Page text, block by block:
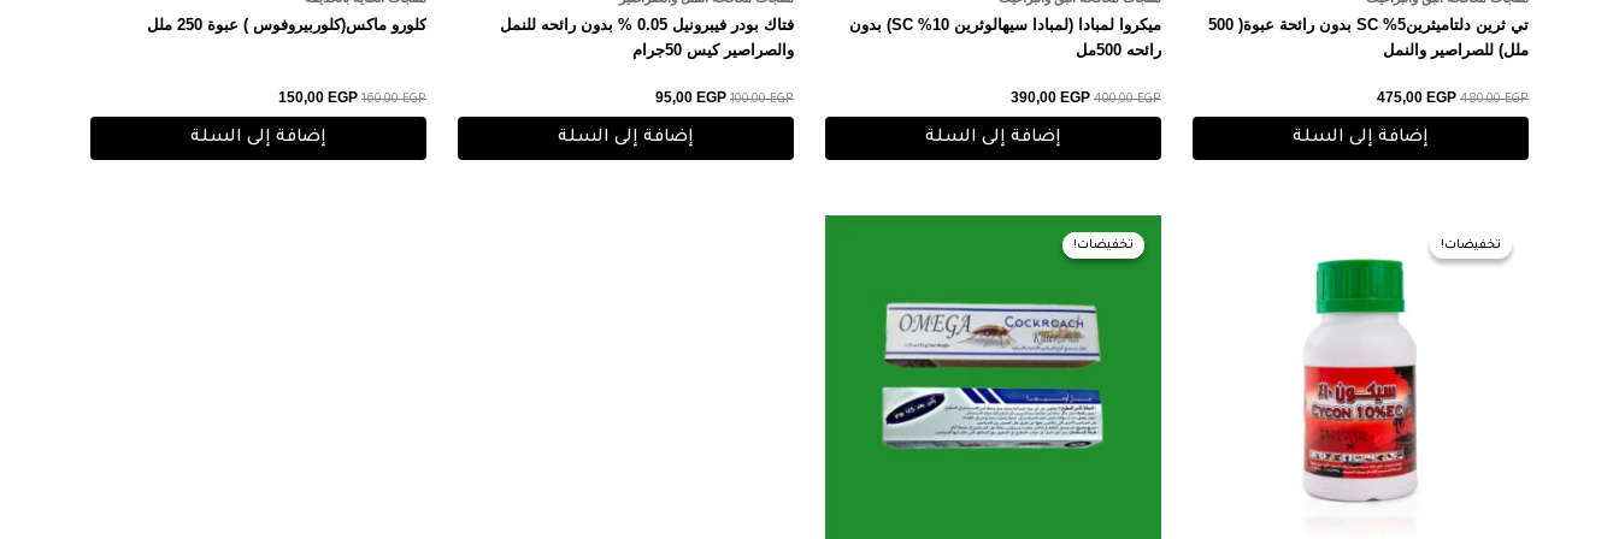
تي ثرين دلتاميثرين5% SC بدون رائحة عبوة( 500
ملل) للصراصير والنمل
480,00EGP
475,00 EGP
إضافة إلى السلة
ميكروا لمبادا (لمبادا سيهالوثرين 10% SC) بدون
رائحه 500مل
400,00EGP
390,00 EGP
إضافة إلى السلة
فتاك بودر فيبرونيل 0.05 % بدون رائحه للنمل
والصراصير كيس 50جرام
100,00EGP
95,00 EGP
إضافة إلى السلة
كلورو ماكس(كلوربيروفوس ) عبوة 250 ملل
160,00EGP
150,00 EGP
إضافة إلى السلة
تخفيضات!
تخفيضات!الأصلي
هو:
هو:
تخفيضات!
تخفيضات!
السعر
الأصلي
هو:
السعر